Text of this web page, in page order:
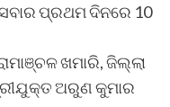
ପ୍ରଥମ ଦିନରେ 10
ଖମାରି, ଜିଲ୍ଲା
ଅରୁଣ କୁମାର